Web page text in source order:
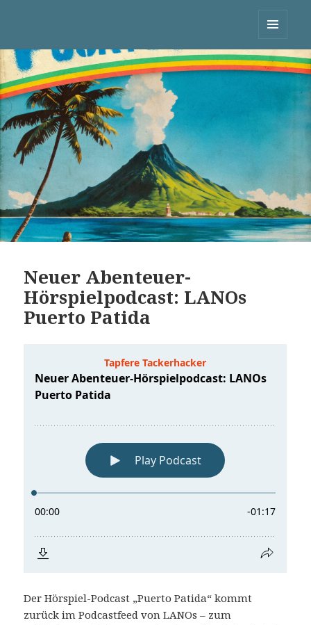
UND
WIDGETS
Neuer Abenteuer-
Hörspielpodcast: LANOs
Puerto Patida
Der Hörspiel-Podcast „Puerto Patida“ kommt
zurück im Podcastfeed von LANOs – zum